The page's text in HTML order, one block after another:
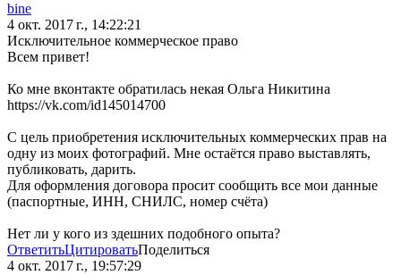
bine
4 окт. 2017 г., 14:22:21
Исключительное коммерческое право
Всем привет!
Ко мне вконтакте обратилась некая Ольга Никитина
https://vk.com/id145014700
С цель приобретения исключительных коммерческих прав на
одну из моих фотографий. Мне остаётся право выставлять,
публиковать, дарить.
Для оформления договора просит сообщить все мои данные
(паспортные, ИНН, СНИЛС, номер счёта)
Нет ли у кого из здешних подобного опыта?
ОтветитьЦитироватьПоделиться
4 окт. 2017 г., 19:57:29